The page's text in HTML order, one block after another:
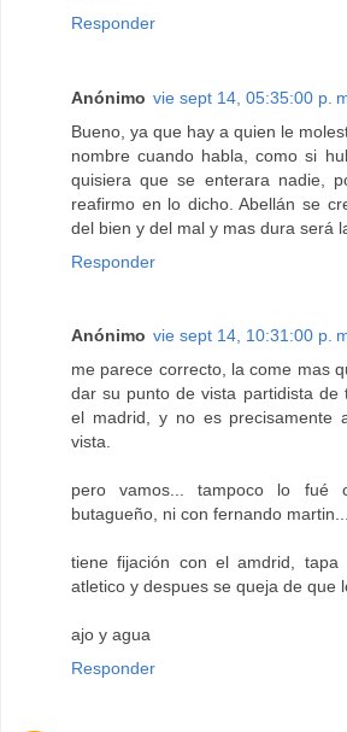
Responder
Anónimo vie sept 14, 05:35:00 p.
Bueno, ya que hay a quien le
nombre cuando habla, como si
quisiera que se enterara nadie,
reafirmo en lo dicho. Abellán se
del bien y del mal y mas dura será
Responder
Anónimo vie sept 14, 10:31:00 p.
me parece correcto, la come mas
dar su punto de vista partidista de
el madrid, y no es precisamente
vista.
pero vamos... tampoco lo fué
butagueño, ni con fernando martin...
tiene fijación con el amdrid, tapa
atletico y despues se queja de que
ajo y agua
Responder